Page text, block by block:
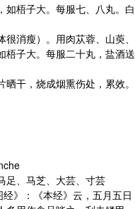
如梧子大。每服七、八丸。白
消瘦）。用肉苁蓉、山萸、
梧子大。每服二十丸，盐酒送
干，烧成烟熏伤处，累效。
足、马芝、大芸、寸芸
》：《本经》云，五月五日